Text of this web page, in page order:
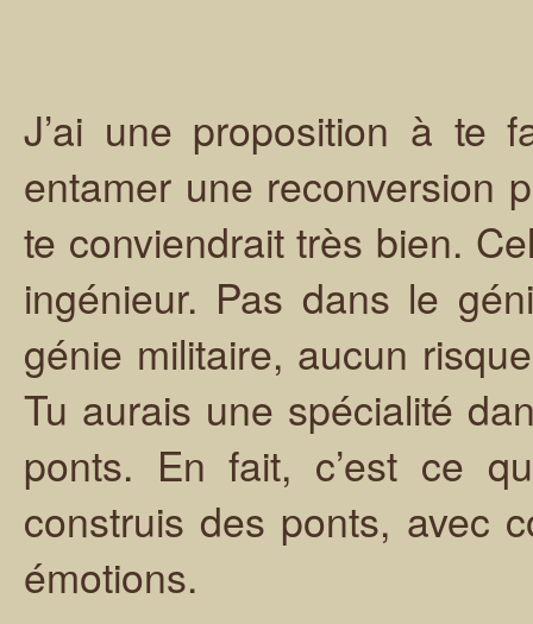
J’ai une proposition à te
entamer une reconversion
te conviendrait très bien.
ingénieur. Pas dans le
génie militaire, aucun
Tu aurais une spécialité
ponts. En fait, c’est ce
construis des ponts, avec
émotions.